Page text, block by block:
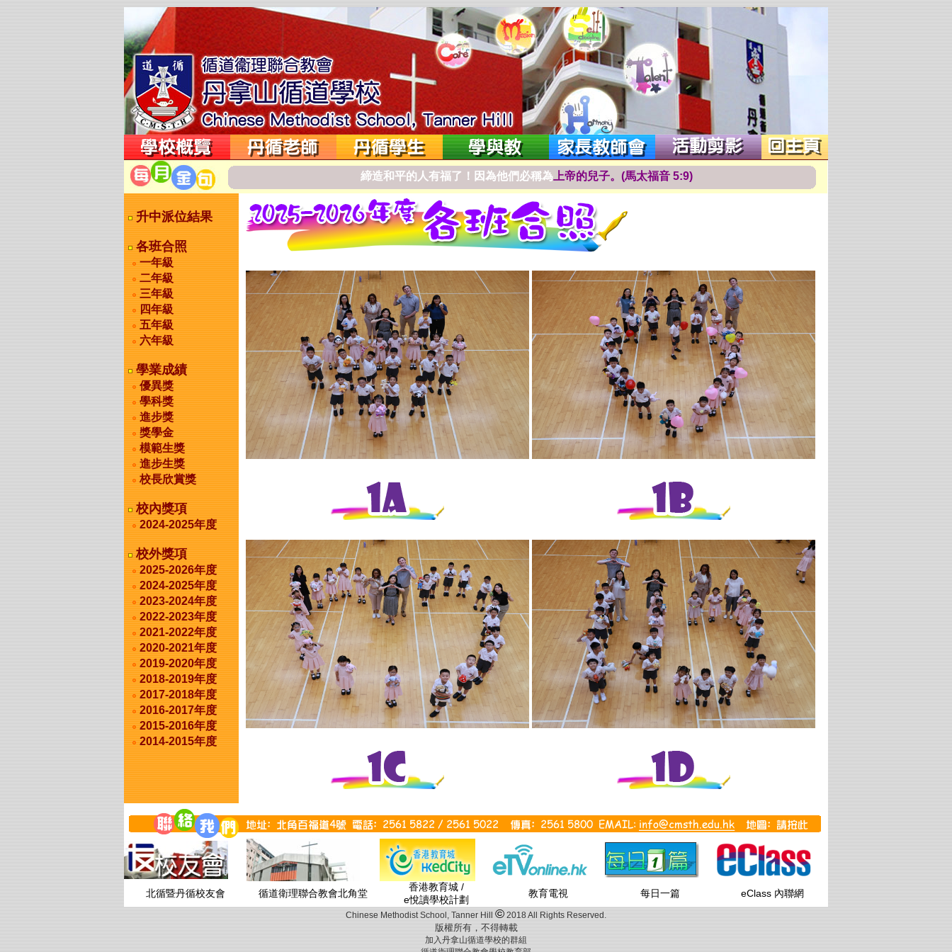
締造和平的 人有福了 ！ 因為他們必稱為 上帝的兒子。 (馬太福音 5:9)
升中派位結果
各班合照
一年級
二年級
三年級
四年級
五年級
六年級
學業成績
優異獎
學科獎
進步獎
獎學金
模範生獎
進步生獎
校長欣賞獎
校內獎項
2024-2025年度
校外獎項
2025-2026年度
2024-2025年度
2023-2024年度
2022-2023年度
2021-2022年度
2020-2021年度
2019-2020年度
2018-2019年度
2017-2018年度
2016-2017年度
2015-2016年度
2014-2015年度
北循暨丹循校友會 循道衛理聯合教會北角堂
香港教育城 /
e悅讀學校計劃
教育電視 每日一篇 eClass 內聯網
Chinese Methodist School, Tanner Hill©2018 All Rights Reserved.
版權所有，不得轉載
加入丹拿山循道學校的群組